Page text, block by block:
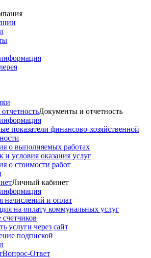
Документы и отчетность
показатели финансово-хозяйственной
о выполняемых работах
и условия оказания услуг
о стоимости работ
Личный кабинет
начислений и оплат
на оплату коммунальных услуг
услуги через сайт
подпиской
Вопрос-Ответ